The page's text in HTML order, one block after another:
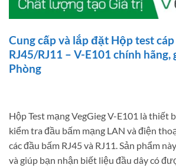
Cung cấp và lắp đặt Hộp test
RJ45/RJ11 – V-E101 chính hãng,
Phòng
Hộp Test mạng VegGieg V-E101 là thiết
kiểm tra đầu bấm mạng LAN và điện
các đầu bấm RJ45 và RJ11. Sản phẩm
và giúp bạn nhận biết liệu đầu dây có